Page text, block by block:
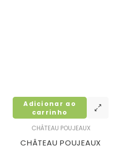
CHÂTEAU POUJEAUX
CHÂTEAU POUJEAUX
Adicionar ao
carrinho